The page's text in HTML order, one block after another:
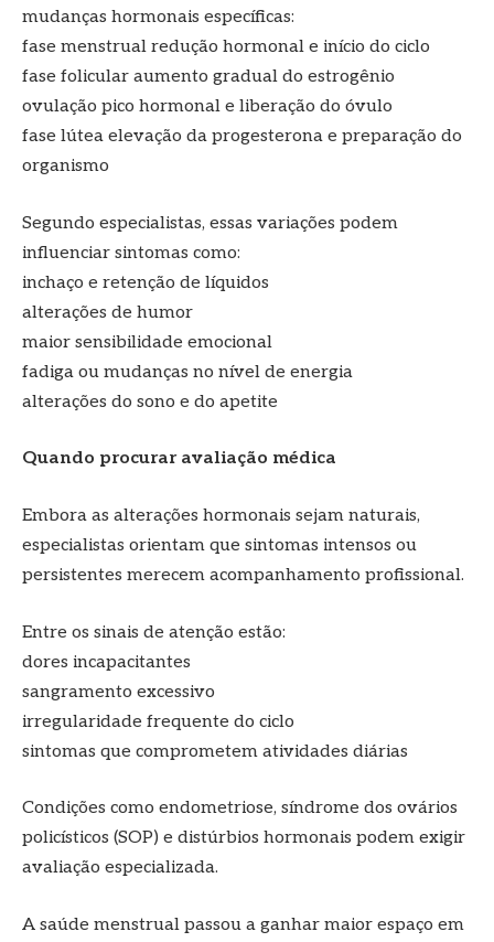
mudanças hormonais específicas:
fase menstrual redução hormonal e início do ciclo
fase folicular aumento gradual do estrogênio
ovulação pico hormonal e liberação do óvulo
fase lútea elevação da progesterona e preparação do
organismo
Segundo especialistas, essas variações podem
influenciar sintomas como:
inchaço e retenção de líquidos
alterações de humor
maior sensibilidade emocional
fadiga ou mudanças no nível de energia
alterações do sono e do apetite
Quando procurar avaliação médica
Embora as alterações hormonais sejam naturais,
especialistas orientam que sintomas intensos ou
persistentes merecem acompanhamento profissional.
Entre os sinais de atenção estão:
dores incapacitantes
sangramento excessivo
irregularidade frequente do ciclo
sintomas que comprometem atividades diárias
Condições como endometriose, síndrome dos ovários
policísticos (SOP) e distúrbios hormonais podem exigir
avaliação especializada.
A saúde menstrual passou a ganhar maior espaço em